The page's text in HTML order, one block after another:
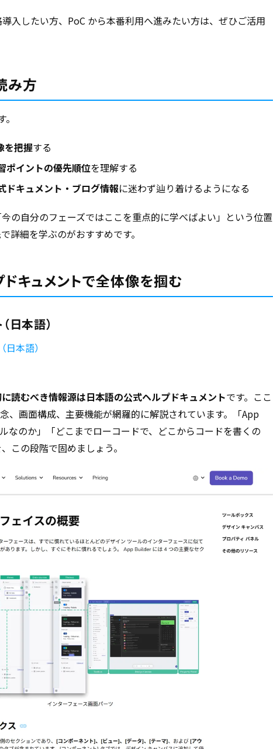
入したい方、PoC から本番利用へ進みたい方は、ぜひご活用
み方
を把握する
ポイントの優先順位を理解する
ドキュメント・ブログ情報に迷わず辿り着けるようになる
の自分のフェーズではここを重点的に学べばよい」という位置
詳細を学ぶのがおすすめです。
キュメントで全体像を掴む
日本語）
本語）
読むべき情報源は日本語の公式ヘルプドキュメントです。ここ
、画面構成、主要機能が網羅的に解説されています。「App
なのか」「どこまでローコードで、どこからコードを書くの
この段階で固めましょう。